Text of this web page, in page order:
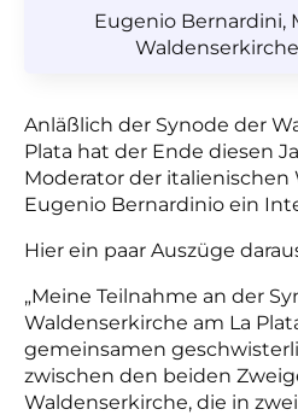
Eugenio Bernardini,
Anläßlich der Synode der
Plata hat der Ende diesen
Moderator der italienischen
Eugenio Bernardinio ein
Hier ein paar Auszüge
„Meine Teilnahme an der
Waldenserkirche am La
gemeinsamen
zwischen den beiden
Waldenserkirche, die in